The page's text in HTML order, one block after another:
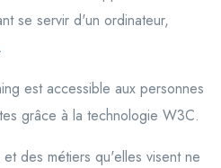
se servir d'un ordinateur,
est accessible aux personnes
grâce à la technologie W3C.
des métiers qu'elles visent ne